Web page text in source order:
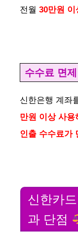
전월 30만원 이
수수료 면제
신한은행 계좌
만원 이상 사용
인출 수수료가
신한카
과 단점